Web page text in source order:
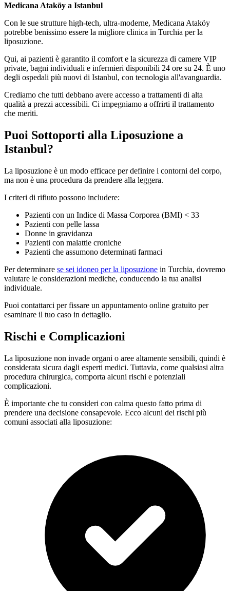
Medicana Ataköy a Istanbul
Con le sue strutture high-tech, ultra-moderne, Medicana Ataköy
potrebbe benissimo essere la migliore clinica in Turchia per la
liposuzione.
Qui, ai pazienti è garantito il comfort e la sicurezza di camere VIP
private, bagni individuali e infermieri disponibili 24 ore su 24. È uno
degli ospedali più nuovi di Istanbul, con tecnologia all'avanguardia.
Crediamo che tutti debbano avere accesso a trattamenti di alta
qualità a prezzi accessibili. Ci impegniamo a offrirti il trattamento
che meriti.
Puoi Sottoporti alla Liposuzione a
Istanbul?
La liposuzione è un modo efficace per definire i contorni del corpo,
ma non è una procedura da prendere alla leggera.
I criteri di rifiuto possono includere:
Pazienti con un Indice di Massa Corporea (BMI) < 33
Pazienti con pelle lassa
Donne in gravidanza
Pazienti con malattie croniche
Pazienti che assumono determinati farmaci
Per determinare se sei idoneo per la liposuzione in Turchia, dovremo
valutare le considerazioni mediche, conducendo la tua analisi
individuale.
Puoi contattarci per fissare un appuntamento online gratuito per
esaminare il tuo caso in dettaglio.
Rischi e Complicazioni
La liposuzione non invade organi o aree altamente sensibili, quindi è
considerata sicura dagli esperti medici. Tuttavia, come qualsiasi altra
procedura chirurgica, comporta alcuni rischi e potenziali
complicazioni.
È importante che tu consideri con calma questo fatto prima di
prendere una decisione consapevole. Ecco alcuni dei rischi più
comuni associati alla liposuzione: